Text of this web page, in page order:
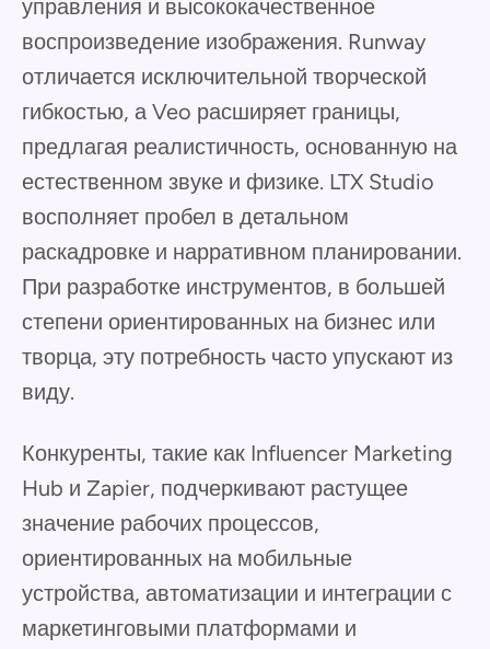
управления и высококачественное
воспроизведение изображения. Runway
отличается исключительной творческой
гибкостью, а Veo расширяет границы,
предлагая реалистичность, основанную на
естественном звуке и физике. LTX Studio
восполняет пробел в детальном
раскадровке и нарративном планировании.
При разработке инструментов, в большей
степени ориентированных на бизнес или
творца, эту потребность часто упускают из
виду.
Конкуренты, такие как Influencer Marketing
Hub и Zapier, подчеркивают растущее
значение рабочих процессов,
ориентированных на мобильные
устройства, автоматизации и интеграции с
маркетинговыми платформами и